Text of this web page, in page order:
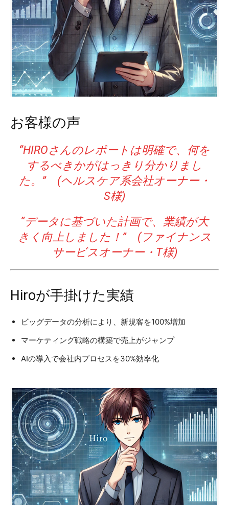
お客様の声
“HIROさんのレポートは明確で、何を
するべきかがはっきり分かりまし
た。” (ヘルスケア系会社オーナー・
S様)
“データに基づいた計画で、業績が大
きく向上しました！” (ファイナンス
サービスオーナー・T様)
Hiroが手掛けた実績
ビッグデータの分析により、新規客を100%増加
マーケティング戦略の構築で売上がジャンプ
AIの導入で会社内プロセスを30%効率化